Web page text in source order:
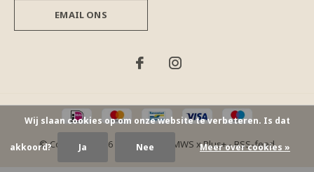
EMAIL ONS
© Copyright 2026 - Theme By DMWS xPlus+-RSS-feed
Wij slaan cookies op om onze website te verbeteren. Is dat
akkoord? Ja Nee Meer over cookies »